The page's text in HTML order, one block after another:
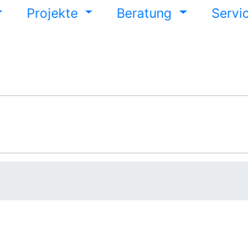
Projekte Beratung